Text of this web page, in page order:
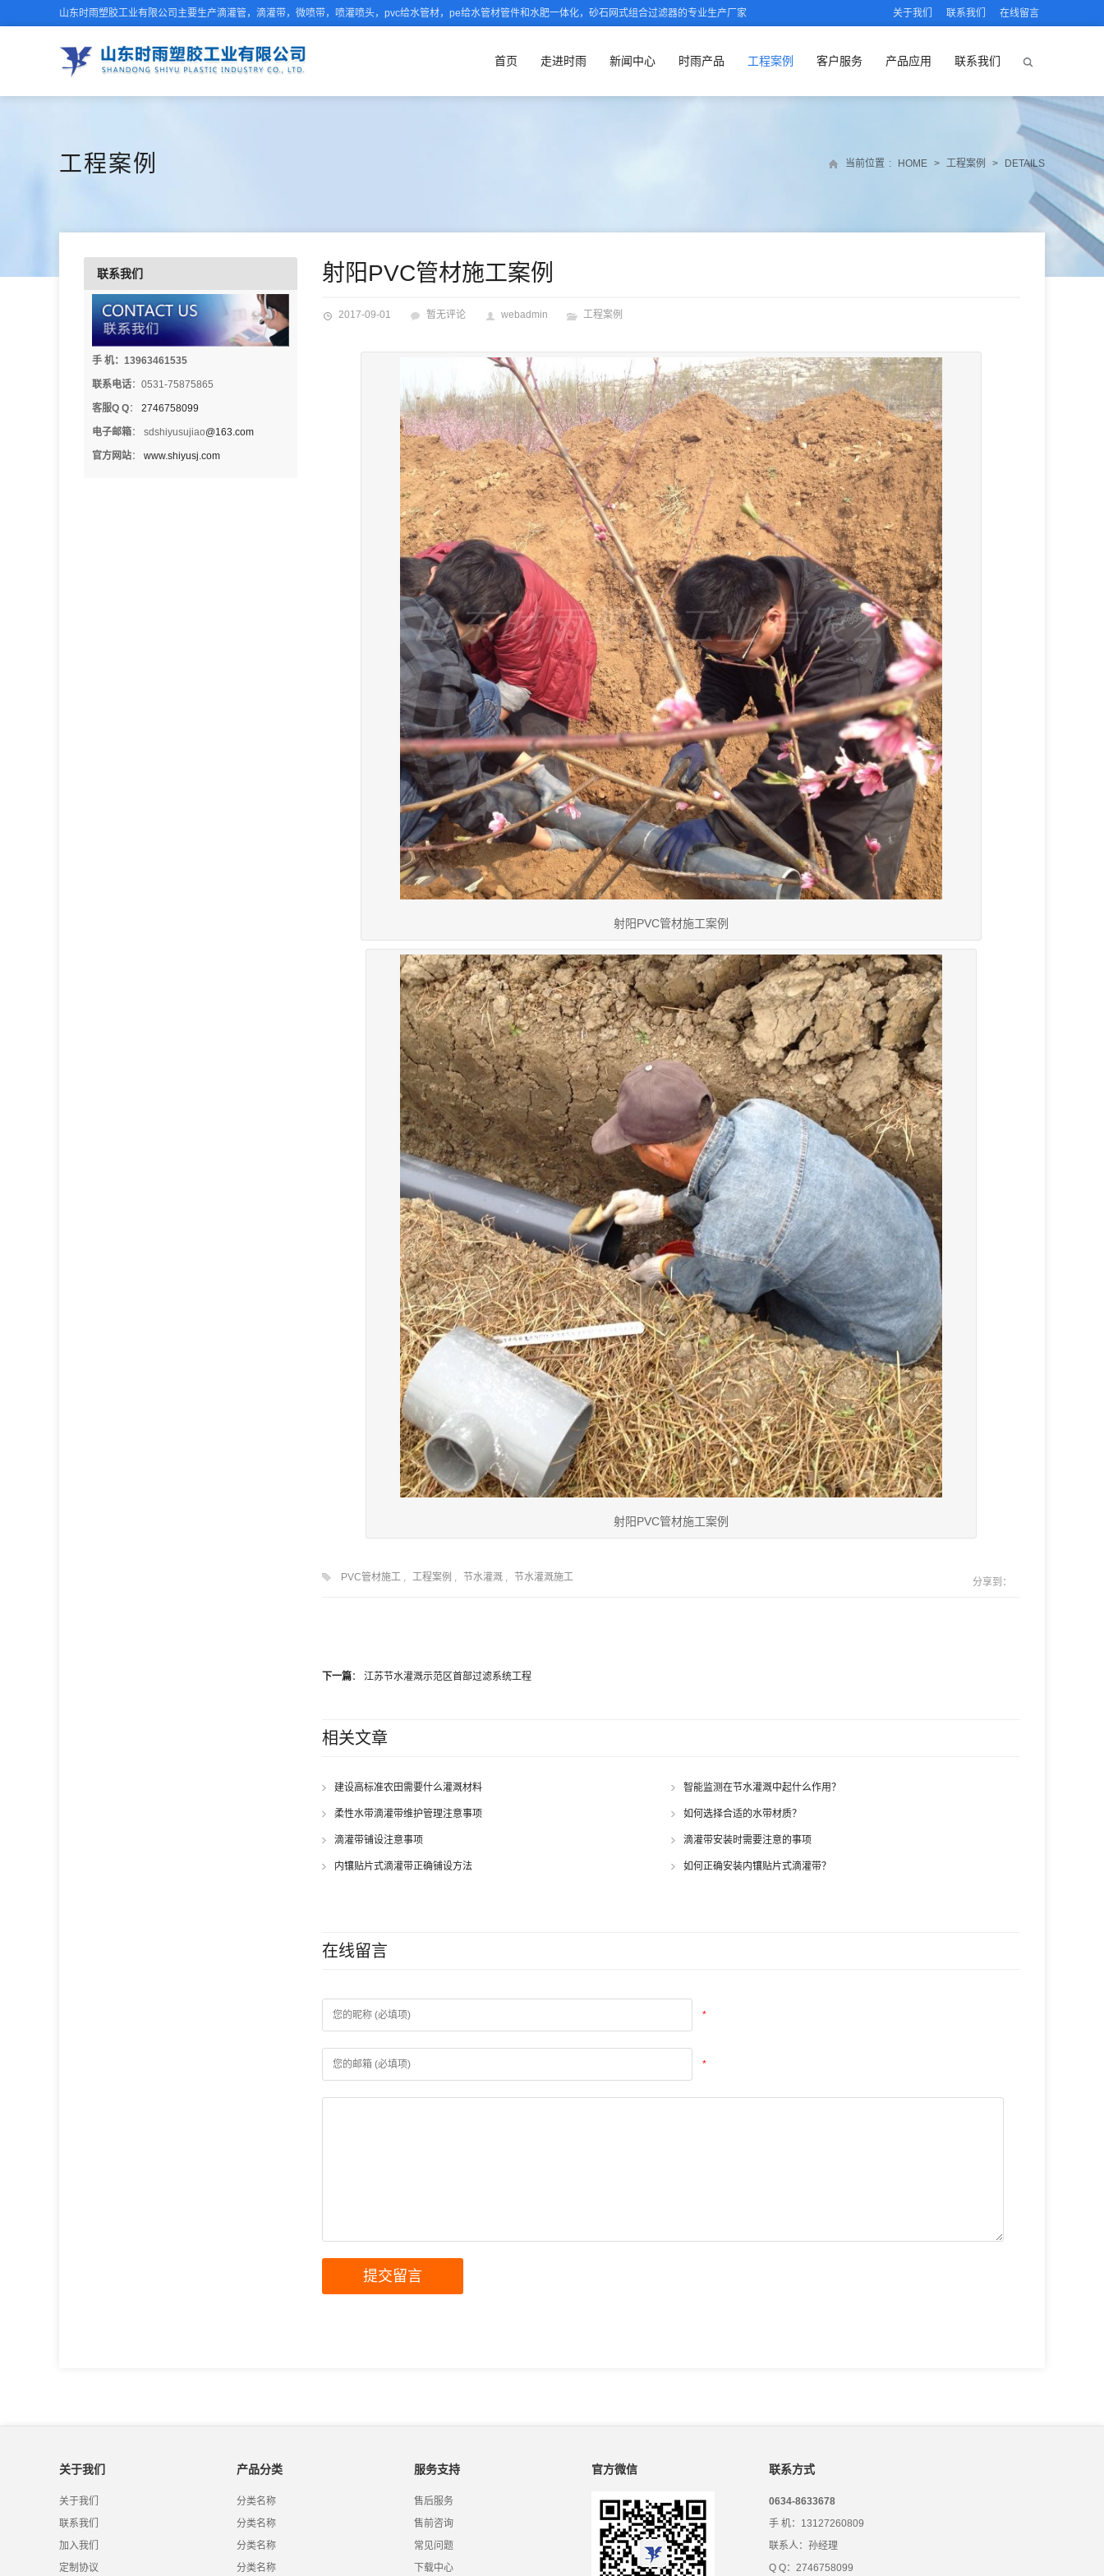
山东时雨塑胶工业有限公司主要生产滴灌管，滴灌带，微喷带，喷灌喷头，pvc给水管材，pe给水管材管件和水肥一体化，砂石网式组合过滤器的专业生产厂家 关于我们 联系我们 在线留言
首页 走进时雨 新闻中心 时雨产品 工程案例 客户服务 产品应用 联系我们
工程案例 当前位置 : HOME > 工程案例 > DETAILS
射阳PVC管材施工案例
2017-09-01 暂无评论 webadmin 工程案例
射阳PVC管材施工案例
射阳PVC管材施工案例
PVC管材施工 , 工程案例 , 节水灌溉 , 节水灌溉施工 分享到：
下一篇： 江苏节水灌溉示范区首部过滤系统工程
相关文章
建设高标准农田需要什么灌溉材料 智能监测在节水灌溉中起什么作用？
柔性水带滴灌带维护管理注意事项 如何选择合适的水带材质？
滴灌带铺设注意事项 滴灌带安装时需要注意的事项
内镶贴片式滴灌带正确铺设方法 如何正确安装内镶贴片式滴灌带？
在线留言
*
*
联系我们
手 机：13963461535
联系电话：0531-75875865
客服Q Q： 2746758099
电子邮箱： sdshiyusujiao@163.com
官方网站： www.shiyusj.com
关于我们
关于我们
联系我们
加入我们
定制协议
产品分类
分类名称
分类名称
分类名称
分类名称
服务支持
售后服务
售前咨询
常见问题
下载中心
官方微信 联系方式
0634-8633678
手 机：13127260809
联系人：孙经理
Q Q：2746758099